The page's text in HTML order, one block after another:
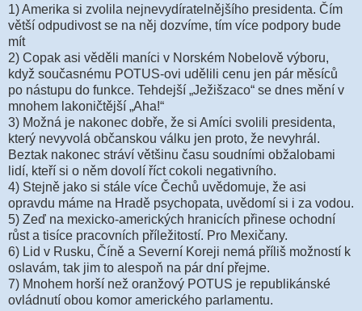
1) Amerika si zvolila nejnevydíratelnějšího presidenta. Čím
větší odpudivost se na něj dozvíme, tím více podpory bude
mít
2) Copak asi věděli maníci v Norském Nobelově výboru,
když současnému POTUS-ovi udělili cenu jen pár měsíců
po nástupu do funkce. Tehdejší „Ježišzaco“ se dnes mění v
mnohem lakoničtější „Aha!“
3) Možná je nakonec dobře, že si Amíci svolili presidenta,
který nevyvolá občanskou válku jen proto, že nevyhrál.
Beztak nakonec stráví většinu času soudními obžalobami
lidí, kteří si o něm dovolí říct cokoli negativního.
4) Stejně jako si stále více Čechů uvědomuje, že asi
opravdu máme na Hradě psychopata, uvědomí si i za vodou.
5) Zeď na mexicko-amerických hranicích přinese ochodní
růst a tisíce pracovních příležitostí. Pro Mexičany.
6) Lid v Rusku, Číně a Severní Koreji nemá příliš možností k
oslavám, tak jim to alespoň na pár dní přejme.
7) Mnohem horší než oranžový POTUS je republikánské
ovládnutí obou komor amerického parlamentu.